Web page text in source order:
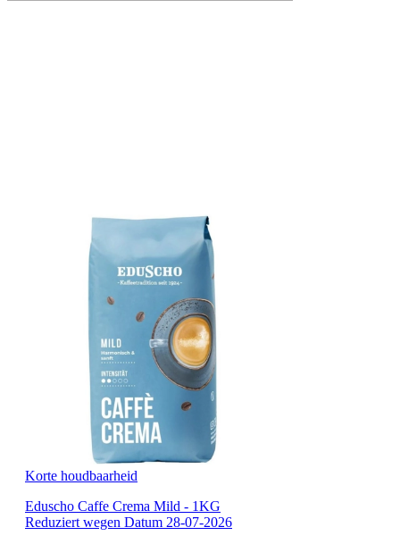
Korte houdbaarheid
Eduscho Caffe Crema Mild - 1KG
Reduziert wegen Datum 28-07-2026